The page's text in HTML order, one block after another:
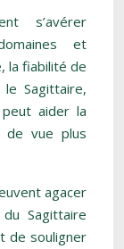
s’avérer
et
la fiabilité de
Sagittaire,
aider la
de vue plus
agacer
Sagittaire
de souligner